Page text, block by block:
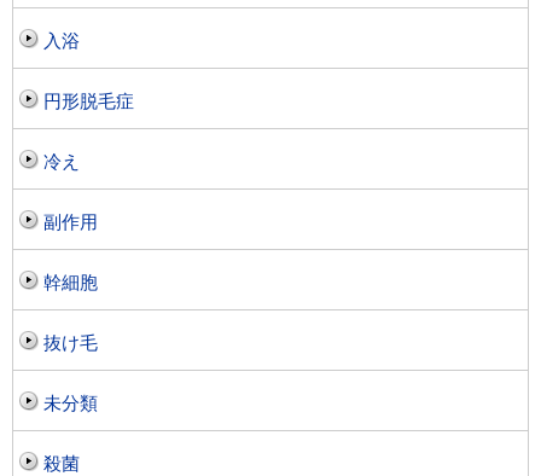
入浴
円形脱毛症
冷え
副作用
幹細胞
抜け毛
未分類
殺菌